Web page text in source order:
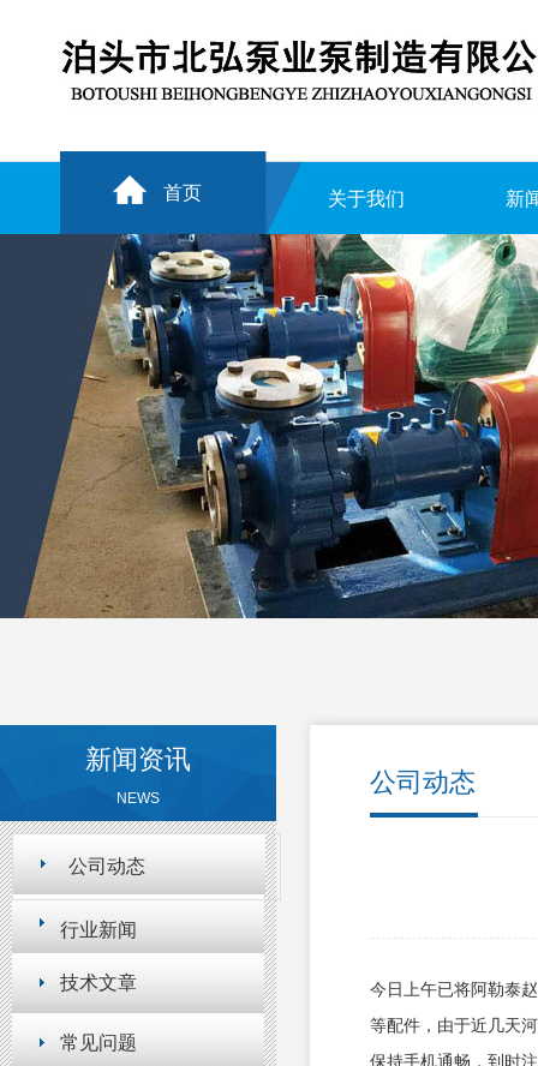
首页 关于我们 新
新闻资讯
NEWS
公司动态
行业新闻
技术文章
常见问题
公司动态
今日上午已将阿勒泰
等配件，由于近几天
保持手机通畅，到时